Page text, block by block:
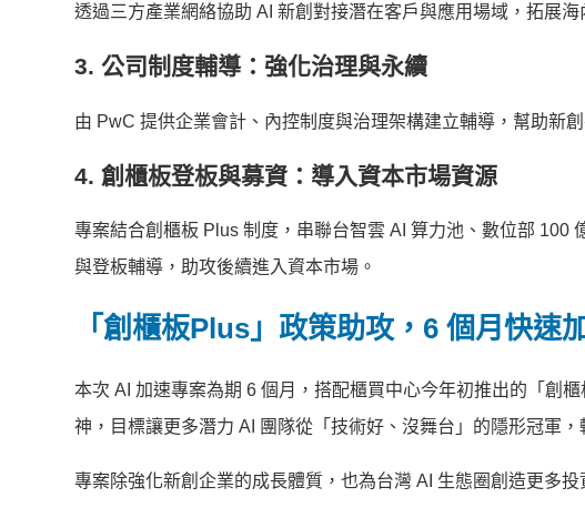
透過三方產業網絡協助 AI 新創對接潛在客戶與應用場域，拓展海
3. 公司制度輔導：強化治理與永續
由 PwC 提供企業會計、內控制度與治理架構建立輔導，幫助新
4. 創櫃板登板與募資：導入資本市場資源
專案結合創櫃板 Plus 制度，串聯台智雲 AI 算力池、數位部 100
與登板輔導，助攻後續進入資本市場。
「創櫃板Plus」政策助攻，6 個月快速
本次 AI 加速專案為期 6 個月，搭配櫃買中心今年初推出的「創
神，目標讓更多潛力 AI 團隊從「技術好、沒舞台」的隱形冠軍
專案除強化新創企業的成長體質，也為台灣 AI 生態圈創造更多投